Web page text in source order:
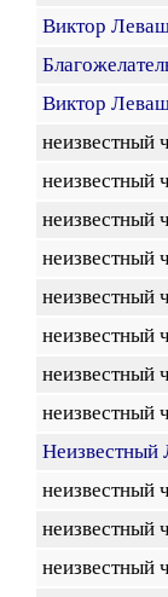
Виктор
Виктор
неизвестный
неизвестный
неизвестный
неизвестный
неизвестный
неизвестный
неизвестный
неизвестный
Неизвестный
неизвестный
неизвестный
неизвестный